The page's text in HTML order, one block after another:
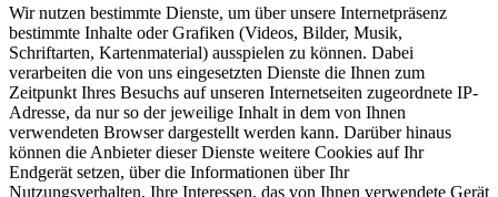
Wir nutzen bestimmte Dienste, um über unsere Internetpräsenz
bestimmte Inhalte oder Grafiken (Videos, Bilder, Musik,
Schriftarten, Kartenmaterial) ausspielen zu können. Dabei
verarbeiten die von uns eingesetzten Dienste die Ihnen zum
Zeitpunkt Ihres Besuchs auf unseren Internetseiten zugeordnete IP-
Adresse, da nur so der jeweilige Inhalt in dem von Ihnen
verwendeten Browser dargestellt werden kann. Darüber hinaus
können die Anbieter dieser Dienste weitere Cookies auf Ihr
Endgerät setzen, über die Informationen über Ihr
Nutzungsverhalten, Ihre Interessen, das von Ihnen verwendete Gerät